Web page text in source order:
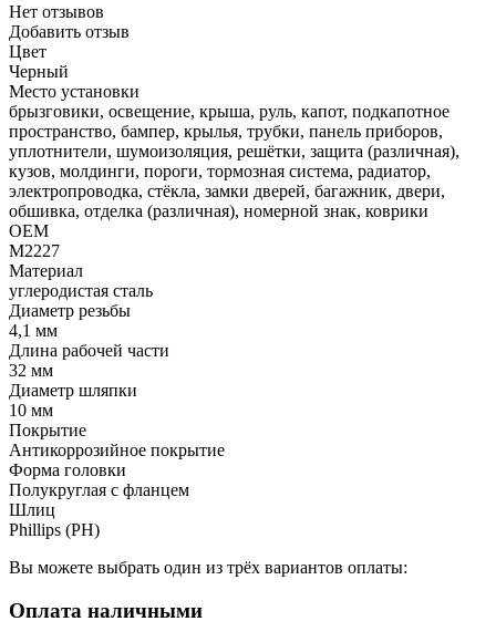
Нет отзывов
Добавить отзыв
Цвет
Черный
Место установки
брызговики, освещение, крыша, руль, капот, подкапотное
пространство, бампер, крылья, трубки, панель приборов,
уплотнители, шумоизоляция, решётки, защита (различная),
кузов, молдинги, пороги, тормозная система, радиатор,
электропроводка, стёкла, замки дверей, багажник, двери,
обшивка, отделка (различная), номерной знак, коврики
OEM
M2227
Материал
углеродистая сталь
Диаметр резьбы
4,1 мм
Длина рабочей части
32 мм
Диаметр шляпки
10 мм
Покрытие
Антикоррозийное покрытие
Форма головки
Полукруглая с фланцем
Шлиц
Phillips (PH)
Вы можете выбрать один из трёх вариантов оплаты:
Оплата наличными